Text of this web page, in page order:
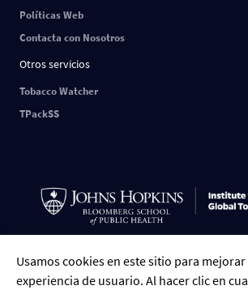
ESPAÑOL English РУССКИЙ FRANÇAIS
Políticas Web
Contacta con Nosotros
Otros servicios
Tobacco Watcher
TPackSS
Usamos cookies en este sitio para mejorar
experiencia de usuario. Al hacer clic en